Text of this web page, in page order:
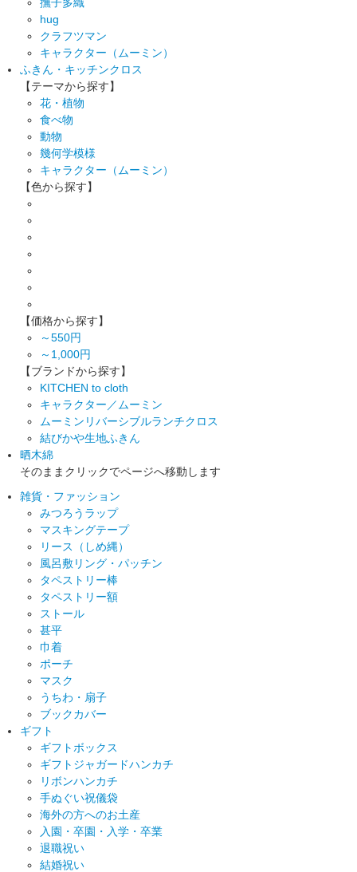
hug
クラフツマン
キャラクター（ムーミン）
ふきん・キッチンクロス
【テーマから探す】
花・植物
食べ物
動物
幾何学模様
キャラクター（ムーミン）
【色から探す】
【価格から探す】
～550円
～1,000円
【ブランドから探す】
KITCHEN to cloth
キャラクター／ムーミン
ムーミンリバーシブルランチクロス
結びかや生地ふきん
晒木綿
そのままクリックでページへ移動します
雑貨・ファッション
みつろうラップ
マスキングテープ
リース（しめ縄）
風呂敷リング・パッチン
タペストリー棒
タペストリー額
ストール
甚平
巾着
ポーチ
マスク
うちわ・扇子
ブックカバー
ギフト
ギフトボックス
ギフトジャガードハンカチ
リボンハンカチ
手ぬぐい祝儀袋
海外の方へのお土産
入園・卒園・入学・卒業
退職祝い
結婚祝い